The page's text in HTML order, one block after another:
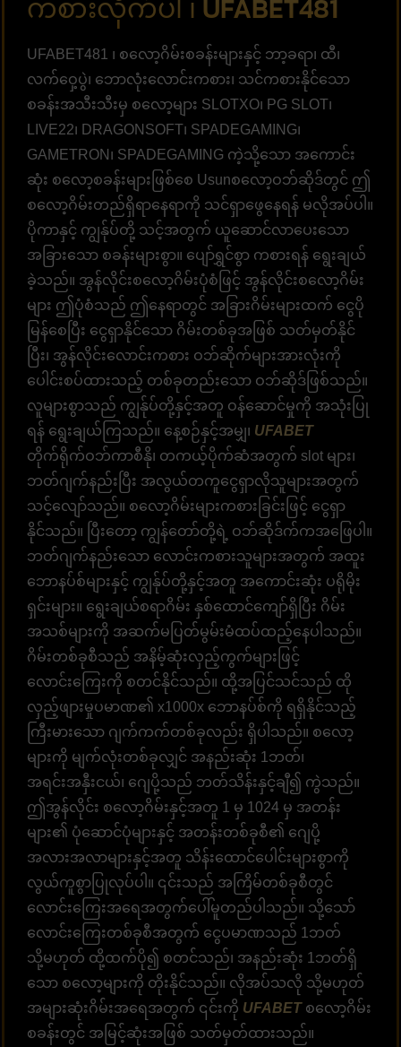
ကစားလိုက်ပါ ၊ UFABET481
UFABET481 ၊ စလော့ဂိမ်းစခန်းများနှင့် ဘာ့ခရာ၊ ထီ၊
လက်ဝှေ့ပွဲ၊ ဘောလုံးလောင်းကစား၊ သင်ကစားနိုင်သော
စခန်းအသီးသီးမှ စလော့များ SLOTXO၊ PG SLOT၊
LIVE22၊ DRAGONSOFT၊ SPADEGAMING၊
GAMETRON၊ SPADEGAMING ကဲ့သို့သော အကောင်း
ဆုံး စလော့စခန်းများဖြစ်စေ Usunစလော့ဝဘ်ဆိုဒ်တွင် ဤ
စလော့ဂိမ်းတည်ရှိရာနေရာကို သင်ရှာဖွေနေရန် မလိုအပ်ပါ။
ပိုကာနှင့် ကျွန်ုပ်တို့ သင့်အတွက် ယူဆောင်လာပေးသော
အခြားသော စခန်းများစွာ။ ပျော်ရွှင်စွာ ကစားရန် ရွေးချယ်
ခဲ့သည်။ အွန်လိုင်းစလော့ဂိမ်းပုံစံဖြင့် အွန်လိုင်းစလော့ဂိမ်း
များ ဤပုံစံသည် ဤနေရာတွင် အခြားဂိမ်းများထက် ငွေပို
မြန်စေပြီး ငွေရှာနိုင်သော ဂိမ်းတစ်ခုအဖြစ် သတ်မှတ်နိုင်
ပြီး၊ အွန်လိုင်းလောင်းကစား ဝဘ်ဆိုက်များအားလုံးကို
ပေါင်းစပ်ထားသည့် တစ်ခုတည်းသော ဝဘ်ဆိုဒ်ဖြစ်သည်။
လူများစွာသည် ကျွန်ုပ်တို့နှင့်အတူ ဝန်ဆောင်မှုကို အသုံးပြု
ရန် ရွေးချယ်ကြသည်။ နေ့စဉ်နှင့်အမျှ၊ UFABET
တိုက်ရိုက်ဝဘ်ကာစီနို၊ တကယ့်ပိုက်ဆံအတွက် slot များ၊
ဘတ်ဂျက်နည်းပြီး အလွယ်တကူငွေရှာလိုသူများအတွက်
သင့်လျော်သည်။ စလော့ဂိမ်းများကစားခြင်းဖြင့် ငွေရှာ
နိုင်သည်။ ပြီးတော့ ကျွန်တော်တို့ရဲ့ ဝဘ်ဆိုဒ်က်ကအဖြေပါ။
ဘတ်ဂျက်နည်းသော လောင်းကစားသူများအတွက် အထူး
ဘောနပ်စ်များနှင့် ကျွန်ုပ်တို့နှင့်အတူ အကောင်းဆုံး ပရိုမိုး
ရှင်းများ။ ရွေးချယ်စရာဂိမ်း နှစ်ထောင်ကျော်ရှိပြီး ဂိမ်း
အသစ်များကို အဆက်မပြတ်မွမ်းမံထပ်ထည့်နေပါသည်။
ဂိမ်းတစ်ခုစီသည် အနိမ့်ဆုံးလှည့်ကွက်များဖြင့်
လောင်းကြေးကို စတင်နိုင်သည်။ ထို့အပြင်သင်သည် ထို
လှည့်ဖျားမှုပမာဏ၏ x1000x ဘောနပ်စ်ကို ရရှိနိုင်သည့်
ကြီးမားသော ဂျက်ကက်တစ်ခုလည်း ရှိပါသည်။ စလော့
များကို မျက်လုံးတစ်ခုလျှင် အနည်းဆုံး 1ဘတ်၊
အရင်းအနှီးငယ်၊ ဂျေပို့သည် ဘတ်သိန်းနှင့်ချီ၍ ကွဲသည်။
ဤအွန်လိုင်း စလော့ဂိမ်းနှင့်အတူ 1 မှ 1024 မှ ​​အတန်း
များ၏ ပုံဆောင်ပုံများနှင့် အတန်းတစ်ခုစီ၏ ဂျေပို့
အလားအလာများနှင့်အတူ သိန်းထောင်ပေါင်းများစွာကို
လွယ်ကူစွာပြုလုပ်ပါ။ ၎င်းသည် အကြိမ်တစ်ခုစီတွင်
လောင်းကြေးအရေအတွက်ပေါ်မူတည်ပါသည်။ သို့သော်
လောင်းကြေးတစ်ခုစီအတွက် ငွေပမာဏသည် 1ဘတ်
သို့မဟုတ် ထို့ထက်ပို၍ စတင်သည်၊ အနည်းဆုံး 1ဘတ်ရှိ
သော စလော့များကို တိုးနိုင်သည်။ လိုအပ်သလို သို့မဟုတ်
အများဆုံးဂိမ်းအရေအတွက် ၎င်းကို UFABETစလော့ဂိမ်း
စခန်းတွင် အမြင့်ဆုံးအဖြစ် သတ်မှတ်ထားသည်။